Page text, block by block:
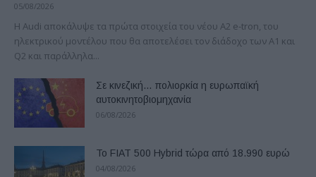
05/08/2026
Η Audi αποκάλυψε τα πρώτα στοιχεία του νέου A2 e-tron, του
ηλεκτρικού μοντέλου που θα αποτελέσει τον διάδοχο των A1 και
Q2 και παράλληλα...
Σε κινεζική… πολιορκία η ευρωπαϊκή
αυτοκινητοβιομηχανία
06/08/2026
Το FIAT 500 Hybrid τώρα από 18.990 ευρώ
04/08/2026